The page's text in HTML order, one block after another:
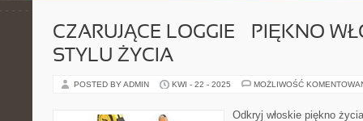
CZARUJĄCE LOGGIE – PIĘKNO
STYLU ŻYCIA
POSTED BY ADMIN KWI - 22 - 2025 MOŻLIWOŚĆ
Odkryj włoskie piękno